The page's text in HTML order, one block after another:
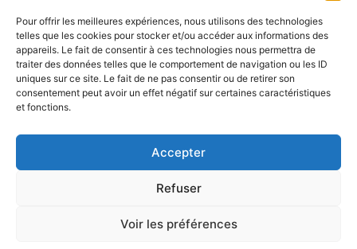
Pour offrir les meilleures expériences, nous utilisons des technologies
telles que les cookies pour stocker et/ou accéder aux informations des
appareils. Le fait de consentir à ces technologies nous permettra de
traiter des données telles que le comportement de navigation ou les ID
uniques sur ce site. Le fait de ne pas consentir ou de retirer son
consentement peut avoir un effet négatif sur certaines caractéristiques
et fonctions.
Accepter
Refuser
Voir les préférences
Horaires d’ouverture au public :
Du 1er septembre au 30 juin 2026 (hors juillet et août)
du lundi au vendredi de 9h50 à 12h30 et de
Du 1er juillet au 31 août 2026